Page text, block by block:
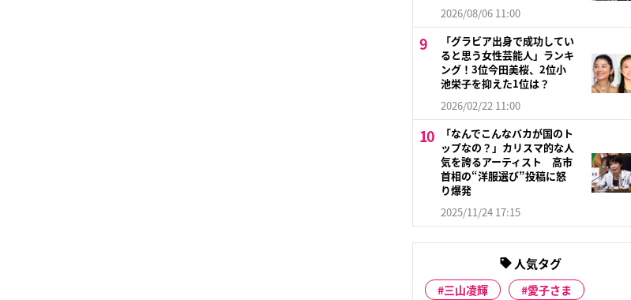
2026/08/06 11:00
「グラビア出身で成功してい
ると思う女性芸能人」ランキ
ング！3位今田美桜、2位小
池栄子を抑えた1位は？
2026/02/22 11:00
「なんでこんなバカが国のト
ップなの？」カリスマ的な人
気を誇るアーティスト 高市
首相の“洋服選び”投稿に怒
り爆発
2025/11/24 17:15
人気タグ
三山凌輝
愛子さま